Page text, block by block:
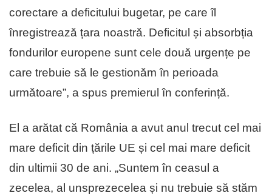
corectare a deficitului bugetar, pe care îl
înregistrează țara noastră. Deficitul și absorbția
fondurilor europene sunt cele două urgențe pe
care trebuie să le gestionăm în perioada
următoare”, a spus premierul în conferință.
El a arătat că România a avut anul trecut cel mai
mare deficit din țările UE și cel mai mare deficit
din ultimii 30 de ani. „Suntem în ceasul a
zecelea, al unsprezecelea și nu trebuie să stăm